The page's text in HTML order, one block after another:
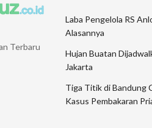
Terbaru
Laba Pengelola RS
Alasannya
Hujan Buatan
Jakarta
Tiga Titik di Bandung
Kasus Pembakaran